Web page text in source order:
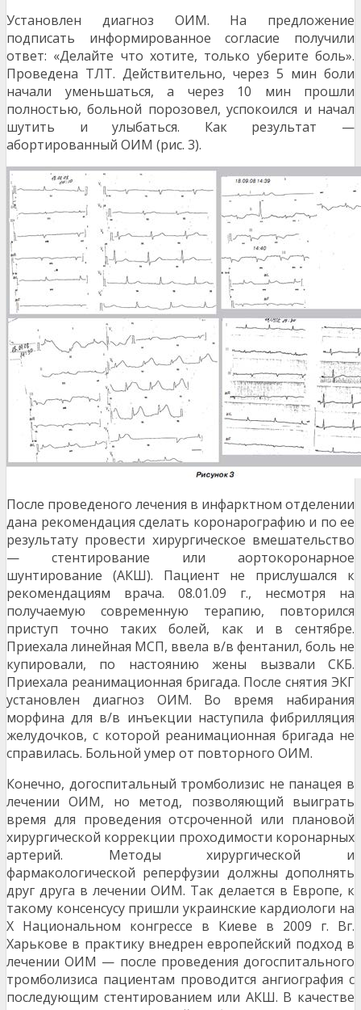
Установлен диагноз ОИМ. На предложение
подписать информированное согласие получили
ответ: «Делайте что хотите, только уберите боль».
Проведена ТЛТ. Действительно, через 5 мин боли
начали уменьшаться, а через 10 мин прошли
полностью, больной порозовел, успокоился и начал
шутить и улыбаться. Как результат —
абортированный ОИМ (рис. 3).
После проведеного лечения в инфарктном отделении
дана рекомендация сделать коронарографию и по ее
результату провести хирургическое вмешательство
— стентирование или аортокоронарное
шунтирование (АКШ). Пациент не прислушался к
рекомендациям врача. 08.01.09 г., несмотря на
получаемую современную терапию, повторился
приступ точно таких болей, как и в сентябре.
Приехала линейная МСП, ввела в/в фентанил, боль не
купировали, по настоянию жены вызвали СКБ.
Приехала реанимационная бригада. После снятия ЭКГ
установлен диагноз ОИМ. Во время набирания
морфина для в/в инъекции наступила фибрилляция
желудочков, с которой реанимационная бригада не
справилась. Больной умер от повторного ОИМ.
Конечно, догоспитальный тромболизис не панацея в
лечении ОИМ, но метод, позволяющий выиграть
время для проведения отсроченной или плановой
хирургической коррекции проходимости коронарных
артерий. Методы хирургической и
фармакологической реперфузии должны дополнять
друг друга в лечении ОИМ. Так делается в Европе, к
такому консенсусу пришли украинские кардиологи на
X Национальном конгрессе в Киеве в 2009 г. Вг.
Харькове в практику внедрен европейский подход в
лечении ОИМ — после проведения догоспитального
тромболизиса пациентам проводится ангиография с
последующим стентированием или АКШ. В качестве